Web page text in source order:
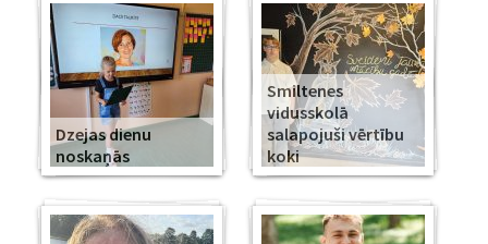
Dzejas dienu
noskaņās
Smiltenes
vidusskolā
salapojuši vērtību
koki